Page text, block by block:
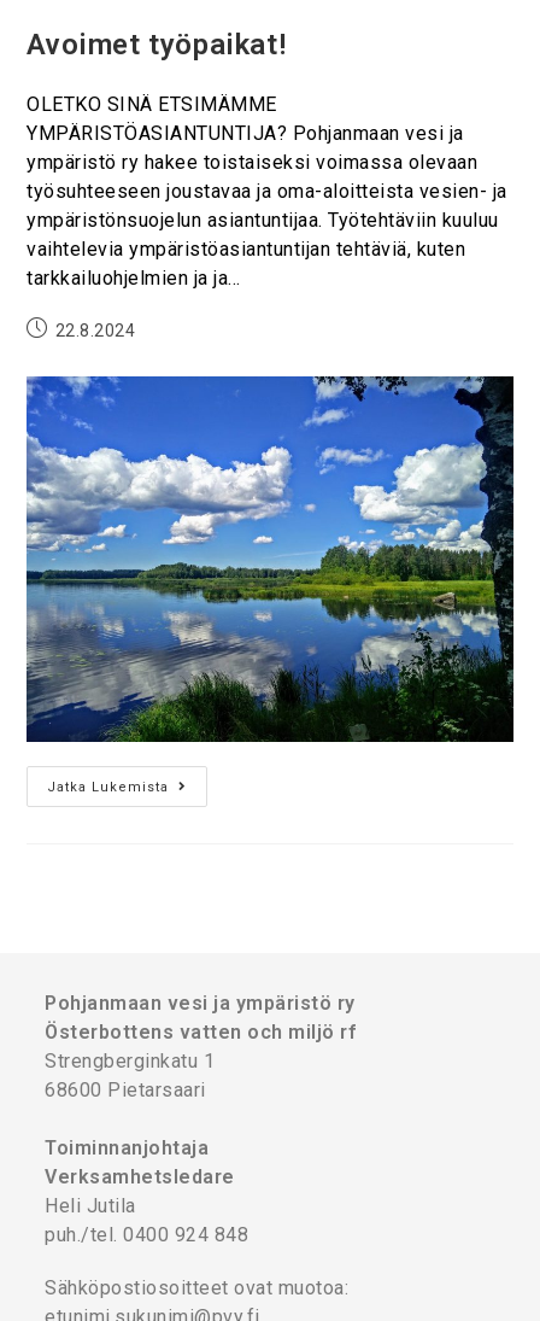
Avoimet työpaikat!
OLETKO SINÄ ETSIMÄMME
YMPÄRISTÖASIANTUNTIJA? Pohjanmaan vesi ja
ympäristö ry hakee toistaiseksi voimassa olevaan
työsuhteeseen joustavaa ja oma-aloitteista vesien- ja
ympäristönsuojelun asiantuntijaa. Työtehtäviin kuuluu
vaihtelevia ympäristöasiantuntijan tehtäviä, kuten
tarkkailuohjelmien ja ja…
22.8.2024
Jatka Lukemista
Pohjanmaan vesi ja ympäristö ry
Österbottens vatten och miljö rf
Strengberginkatu 1
68600 Pietarsaari
Toiminnanjohtaja
Verksamhetsledare
Heli Jutila
puh./tel. 0400 924 848
Sähköpostiosoitteet ovat muotoa: